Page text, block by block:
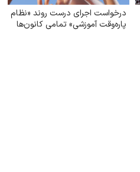
درخواست اجرای درست روند «نظام
پاره‌وقت آموزشی» تمامی کانون‌ها